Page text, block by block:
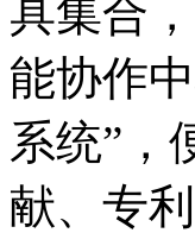
具集合
能协作
系统
献、